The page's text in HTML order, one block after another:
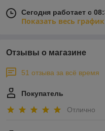
Сегодня работает с
Показать весь
Отзывы о магазине
51 отзыва за всё время
Покупатель
Отлично